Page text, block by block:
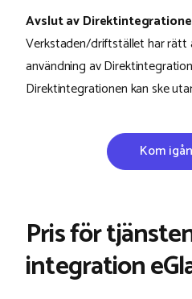
Avslut av
Verkstaden/driftstället har rätt
användning av
Direktintegrationen kan ske
Kom
Pris för
integration